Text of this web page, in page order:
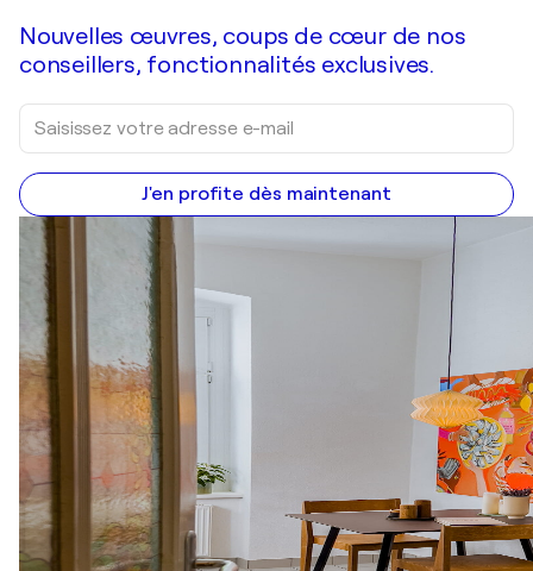
Nouvelles œuvres, coups de cœur de nos
conseillers, fonctionnalités exclusives.
J'en profite dès maintenant